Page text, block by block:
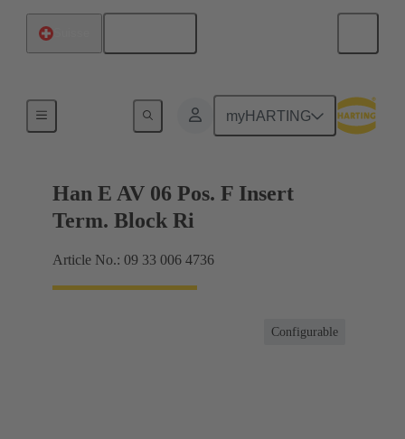
myHARTING
Connecteur bornier
Han E AV 06 Pos. F Insert
Term. Block Ri
Article No.: 09 33 006 4736
Configurable